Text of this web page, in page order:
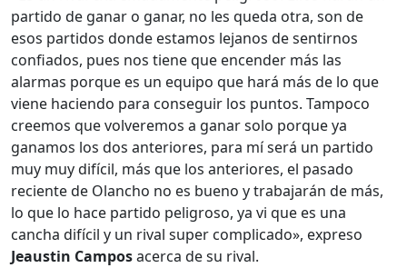
partido de ganar o ganar, no les queda otra, son de
esos partidos donde estamos lejanos de sentirnos
confiados, pues nos tiene que encender más las
alarmas porque es un equipo que hará más de lo que
viene haciendo para conseguir los puntos. Tampoco
creemos que volveremos a ganar solo porque ya
ganamos los dos anteriores, para mí será un partido
muy muy difícil, más que los anteriores, el pasado
reciente de Olancho no es bueno y trabajarán de más,
lo que lo hace partido peligroso, ya vi que es una
cancha difícil y un rival super complicado», expreso
Jeaustin Camposacerca de su rival.